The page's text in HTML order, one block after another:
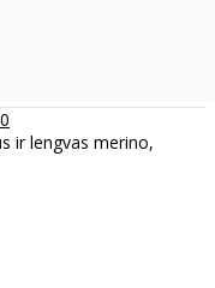
ir lengvas merino,